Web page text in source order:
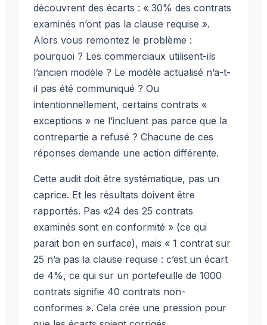
découvrent des écarts : « 30% des contrats
examinés n’ont pas la clause requise ».
Alors vous remontez le problème :
pourquoi ? Les commerciaux utilisent-ils
l’ancien modèle ? Le modèle actualisé n’a-t-
il pas été communiqué ? Ou
intentionnellement, certains contrats «
exceptions » ne l’incluent pas parce que la
contrepartie a refusé ? Chacune de ces
réponses demande une action différente.
Cette audit doit être systématique, pas un
caprice. Et les résultats doivent être
rapportés. Pas «24 des 25 contrats
examinés sont en conformité » (ce qui
parait bon en surface), mais « 1 contrat sur
25 n’a pas la clause requise : c’est un écart
de 4%, ce qui sur un portefeuille de 1000
contrats signifie 40 contrats non-
conformes ». Cela crée une pression pour